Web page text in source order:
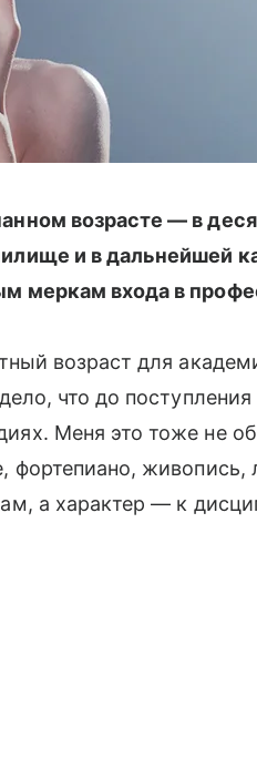
возрасте — в
и в дальнейшей
меркам входа в
возраст для
что до
Меня это тоже не
фортепиано, живопись,
а характер — к